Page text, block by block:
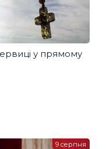
у прямому
9 серпня